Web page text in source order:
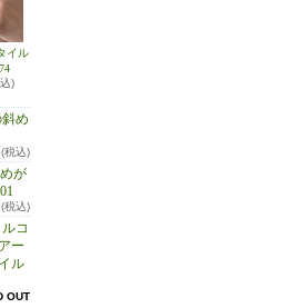
イル
)
め
税込)
が
税込)
コ
ー
ル
OUT